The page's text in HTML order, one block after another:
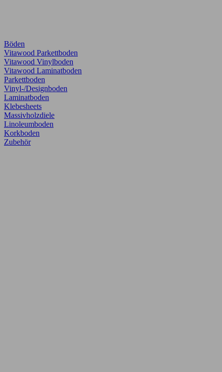
Böden
Vitawood Parkettboden
Vitawood Vinylboden
Vitawood Laminatboden
Parkettboden
Vinyl-/Designboden
Laminatboden
Klebesheets
Massivholzdiele
Linoleumboden
Korkboden
Zubehör